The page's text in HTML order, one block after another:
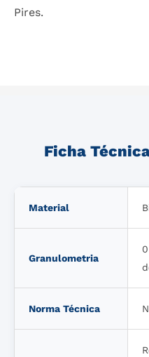
Pires.
Ficha
Material
Granulometria
Norma Técnica